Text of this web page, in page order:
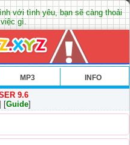
với tình yêu, bạn sẽ càng thoải
gì.
MP3 INFO
9.6
[Guide]